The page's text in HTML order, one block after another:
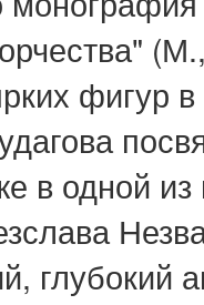
фигур
в одной
глубокий